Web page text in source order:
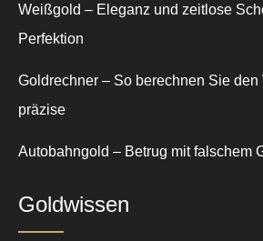
Weißgold – Eleganz und zeitlose
Perfektion
Goldrechner – So berechnen Sie den
präzise
Autobahngold – Betrug mit falschem
Goldwissen